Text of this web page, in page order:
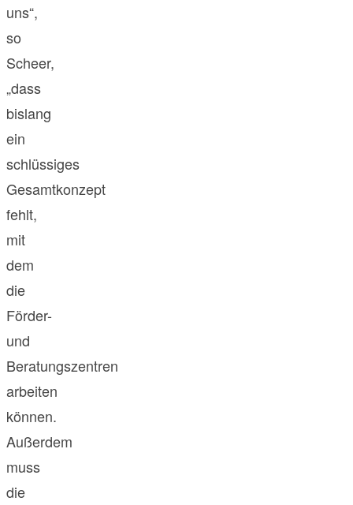
uns“,
so
Scheer,
„dass
bislang
ein
schlüssiges
Gesamtkonzept
fehlt,
mit
dem
die
Förder-
und
Beratungszentren
arbeiten
können.
Außerdem
muss
die